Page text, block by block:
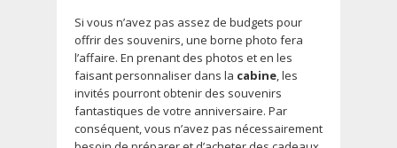
Si vous n’avez pas assez de budgets pour
offrir des souvenirs, une borne photo fera
l’affaire. En prenant des photos et en les
faisant personnaliser dans la cabine, les
invités pourront obtenir des souvenirs
fantastiques de votre anniversaire. Par
conséquent, vous n’avez pas nécessairement